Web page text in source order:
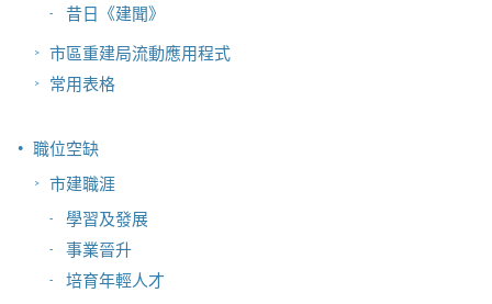
昔日《建聞》
市區重建局流動應用程式
常用表格
職位空缺
市建職涯
學習及發展
事業晉升
培育年輕人才